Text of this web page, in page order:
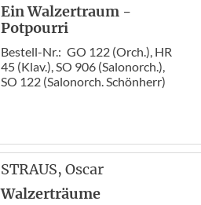
Ein Walzertraum -
Potpourri
Bestell-Nr.: GO 122 (Orch.), HR
45 (Klav.), SO 906 (Salonorch.),
SO 122 (Salonorch. Schönherr)
STRAUS, Oscar
Walzerträume